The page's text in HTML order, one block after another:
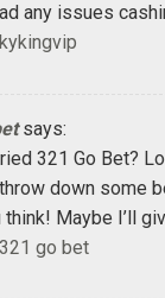
any issues
says:
321 Go Bet?
down some
think! Maybe I’ll
321 go bet